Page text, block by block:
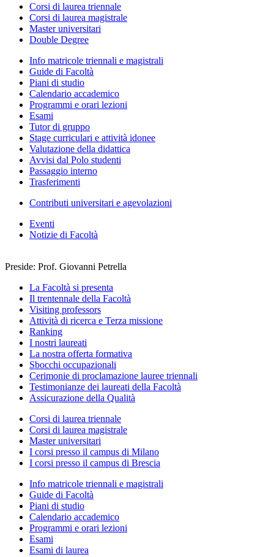
Corsi di laurea triennale
Corsi di laurea magistrale
Master universitari
Double Degree
Info matricole triennali e magistrali
Guide di Facoltà
Piani di studio
Calendario accademico
Programmi e orari lezioni
Esami
Tutor di gruppo
Stage curriculari e attività idonee
Valutazione della didattica
Avvisi dal Polo studenti
Passaggio interno
Trasferimenti
Contributi universitari e agevolazioni
Eventi
Notizie di Facoltà
Preside: Prof. Giovanni Petrella
La Facoltà si presenta
Il trentennale della Facoltà
Visiting professors
Attività di ricerca e Terza missione
Ranking
I nostri laureati
La nostra offerta formativa
Sbocchi occupazionali
Cerimonie di proclamazione lauree triennali
Testimonianze dei laureati della Facoltà
Assicurazione della Qualità
Corsi di laurea triennale
Corsi di laurea magistrale
Master universitari
I corsi presso il campus di Milano
I corsi presso il campus di Brescia
Info matricole triennali e magistrali
Guide di Facoltà
Piani di studio
Calendario accademico
Programmi e orari lezioni
Esami
Esami di laurea